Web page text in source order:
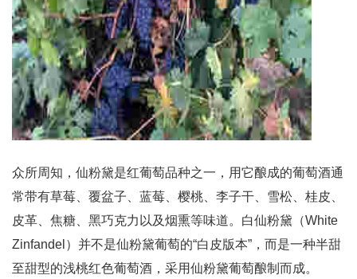
众所周知，仙粉黛是红葡萄品种之一，用它酿成的葡萄酒通
常带有草莓、覆盆子、蓝莓、樱桃、李子干、雪松、桂皮、
皮革、焦糖、黑巧克力以及烟熏等味道。白仙粉黛（White
Zinfandel）并不是仙粉黛葡萄的“白皮版本”，而是一种半甜
至甜型的浅桃红色葡萄酒，采用仙粉黛葡萄酿制而成。